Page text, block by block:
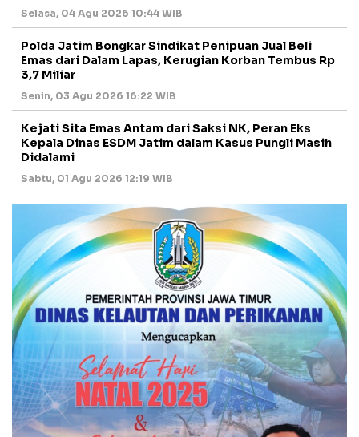
Selasa, 04 Agu 2026 10:44 WIB
Polda Jatim Bongkar Sindikat Penipuan Jual Beli
Emas dari Dalam Lapas, Kerugian Korban Tembus Rp
3,7 Miliar
Senin, 03 Agu 2026 16:22 WIB
Kejati Sita Emas Antam dari Saksi NK, Peran Eks
Kepala Dinas ESDM Jatim dalam Kasus Pungli Masih
Didalami
Sabtu, 01 Agu 2026 12:19 WIB